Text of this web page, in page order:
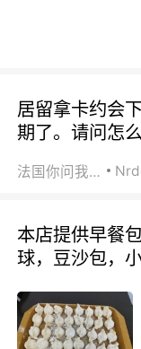
居留拿卡约会
期了。请问怎
法国你问我答
本店提供早餐
球，豆沙包，